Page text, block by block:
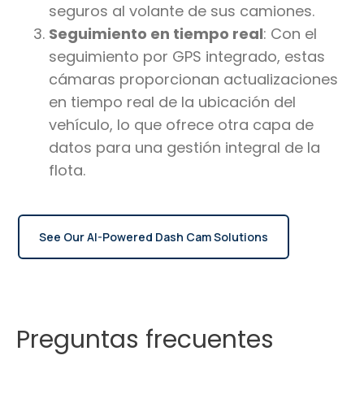
seguros al volante de sus camiones.
Seguimiento en tiempo real: Con el
seguimiento por GPS integrado, estas
cámaras proporcionan actualizaciones
en tiempo real de la ubicación del
vehículo, lo que ofrece otra capa de
datos para una gestión integral de la
flota.
See Our AI-Powered Dash Cam Solutions
Preguntas frecuentes